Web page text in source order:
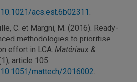
acs.est.6b02311 .
C. et Margni, M. (2016). Ready-
methodologies to prioritise
effort in LCA. Matériaux &
article 105.
mattech/2016002.